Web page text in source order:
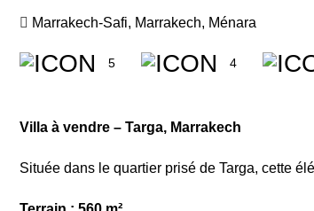
Marrakech-Safi, Marrakech, Ménara
5 4
Villa à vendre – Targa, Marrakech
Située dans le quartier prisé de Targa, cette